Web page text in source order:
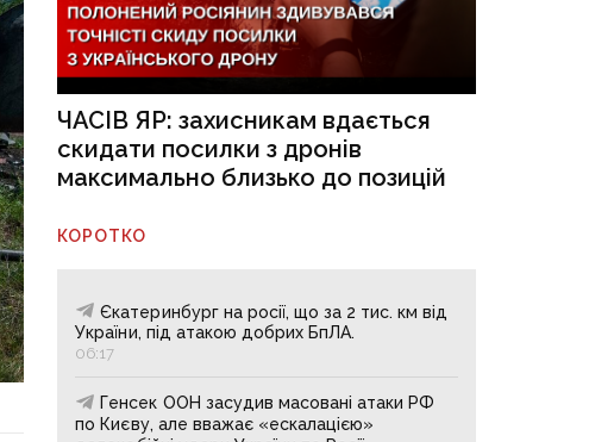
ЧАСІВ ЯР: захисникам вдається
скидати посилки з дронів
максимально близько до позицій
КОРОТКО
Єкатеринбург на росії, що за 2 тис. км від
України, під атакою добрих БпЛА.
06:17
Генсек ООН засудив масовані атаки РФ
по Києву, але вважає «ескалацією»